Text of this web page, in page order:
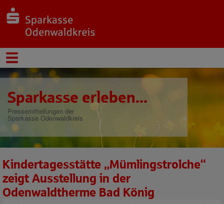
Sparkasse erleben...
Pressemitteilungen der
Sparkasse Odenwaldkreis
Kindertagesstätte „Mümlingstrolche“
zeigt Ausstellung in der
Odenwaldtherme Bad König